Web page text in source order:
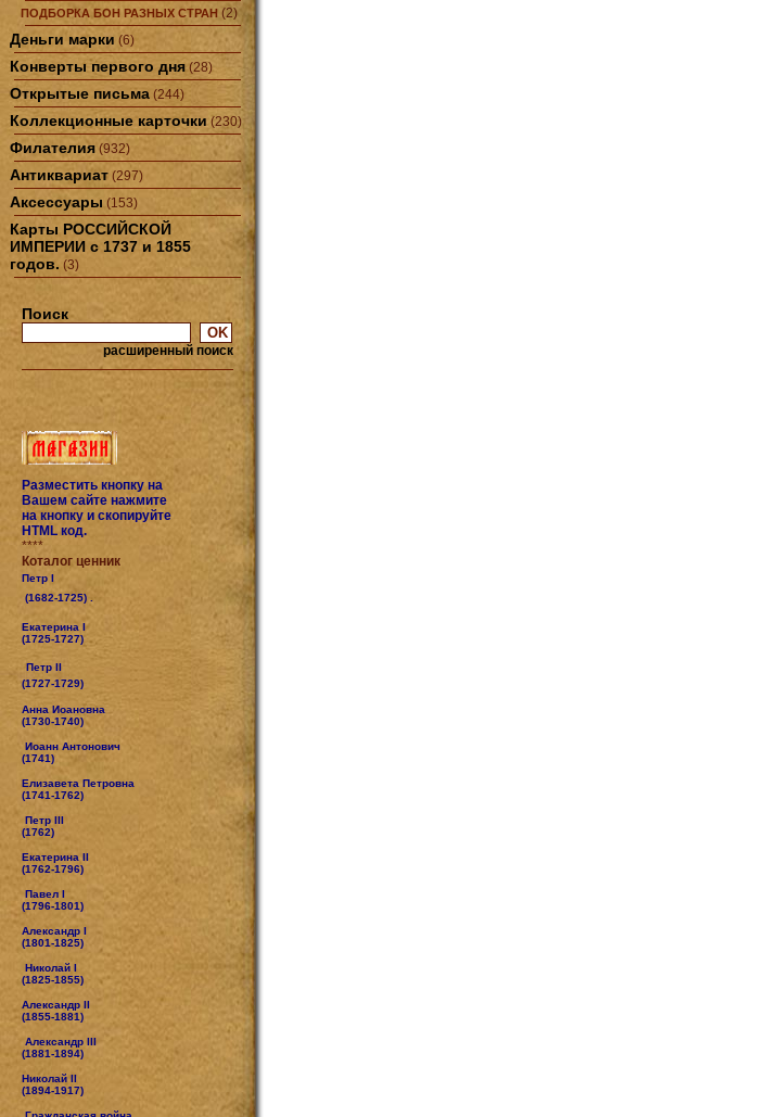
ПОДБОРКА БОН РАЗНЫХ СТРАН (2)
Деньги марки (6)
Конверты первого дня (28)
Открытые письма (244)
Коллекционные карточки (230)
Филателия (932)
Антиквариат (297)
Аксессуары (153)
Карты РОССИЙСКОЙ
ИМПЕРИИ с 1737 и 1855
годов. (3)
Поиск
расширенный поиск
Разместить кнопку на
Вашем сайте нажмите
на кнопку и скопируйте
HTML код.
****
Коталог ценник
Петр I
(1682-1725) .
Екатерина I
(1725-1727)
Петр II
(1727-1729)
Анна Иоановна
(1730-1740)
Иоанн Антонович
(1741)
Елизавета Петровна
(1741-1762)
Петр III
(1762)
Екатерина II
(1762-1796)
Павел I
(1796-1801)
Александр I
(1801-1825)
Николай I
(1825-1855)
Александр II
(1855-1881)
Александр III
(1881-1894)
Николай II
(1894-1917)